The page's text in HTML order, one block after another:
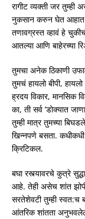
रागीट व्यक्ती जर तुम्ही
नुकसान करुन घेत आहात.
तणावग्रस्त व्हावं हे
आतल्या आणि बाहेरच्या
तुमचा अनेक ठिकाणी
तुमचं हायलो बीपी,
ह्रदय विकार, मानसिक
का, ती सर्व ‘डोक्यात
तुम्ही मात्र तुमच्या
खिन्नपणे बसता.
क्रिटिकल.
बघा रस्त्यावरचे कुत्रे
आहे. तेही असेच शांत
सरतेशेवटी तुम्ही स्वत:च
आंतरिक शांतता